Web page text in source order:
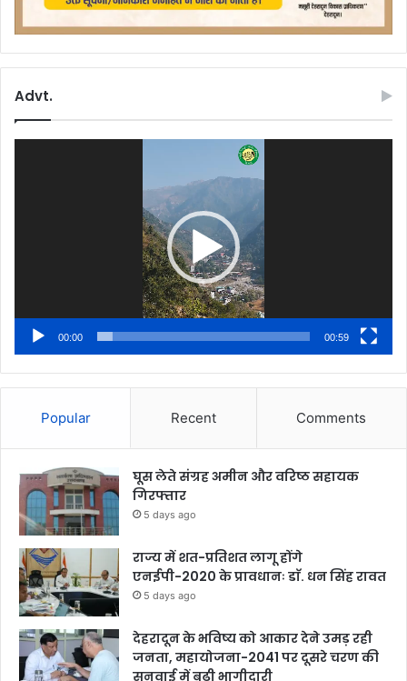
Advt.
00:00 00:59
Popular Recent Comments
घूस लेते संग्रह अमीन और वरिष्ठ सहायक
गिरफ्तार
5 days ago
राज्य में शत-प्रतिशत लागू होंगे
एनईपी-2020 के प्रावधानः डाॅ. धन सिंह रावत
5 days ago
देहरादून के भविष्य को आकार देने उमड़ रही
जनता, महायोजना-2041 पर दूसरे चरण की
सुनवाई में बढ़ी भागीदारी